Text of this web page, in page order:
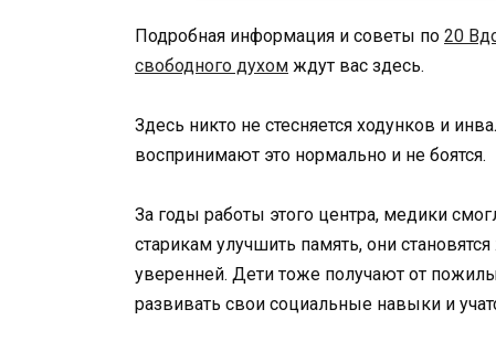
Подробная информация и советы по 20
свободного духом ждут вас здесь.
Здесь никто не стесняется ходунков и
воспринимают это нормально и не боятся.
За годы работы этого центра, медики
старикам улучшить память, они
уверенней. Дети тоже получают от
развивать свои социальные навыки и